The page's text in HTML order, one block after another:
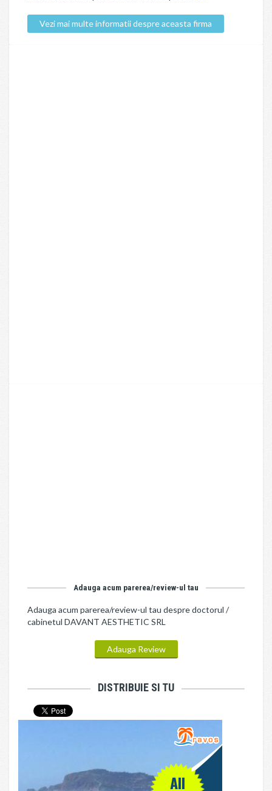
Vezi mai multe informatii despre aceasta firma
Adauga acum parerea/review-ul tau
Adauga acum parerea/review-ul tau despre doctorul /
cabinetul DAVANT AESTHETIC SRL
Adauga Review
DISTRIBUIE SI TU